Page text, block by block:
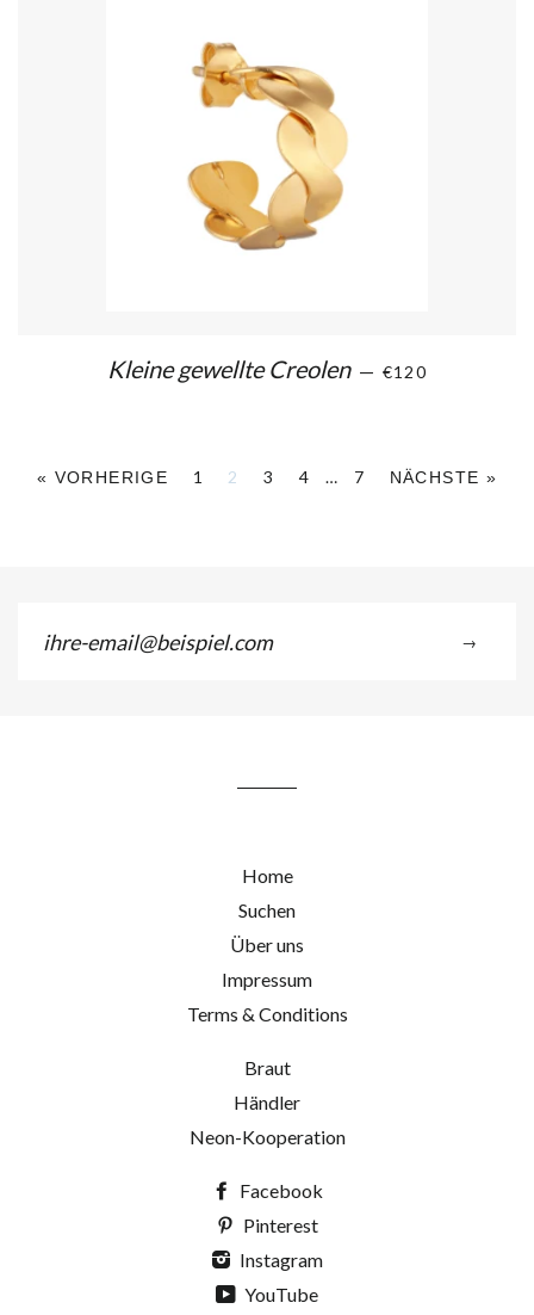
Kleine gewellte Creolen — €120
« VORHERIGE 1 2 3 4 … 7 NÄCHSTE »
ihre-
email@beispiel.com
→
Home
Suchen
Über uns
Impressum
Terms & Conditions
Braut
Händler
Neon-Kooperation
Facebook
Pinterest
Instagram
YouTube